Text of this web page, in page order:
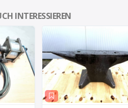
INTERESSIEREN